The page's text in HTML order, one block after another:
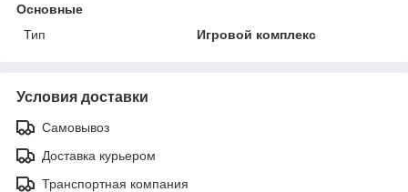
Основные
Тип
Игровой комплекс
Условия доставки
Самовывоз
Доставка курьером
Транспортная компания